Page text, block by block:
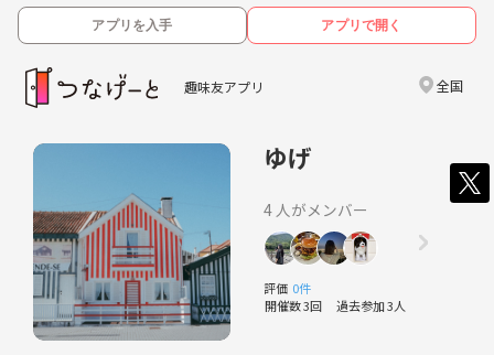
アプリを入手 アプリで開く
趣味友アプリ 全国
ゆげ
4 人がメンバー
評価 0件
開催数 3回 過去参加 3人